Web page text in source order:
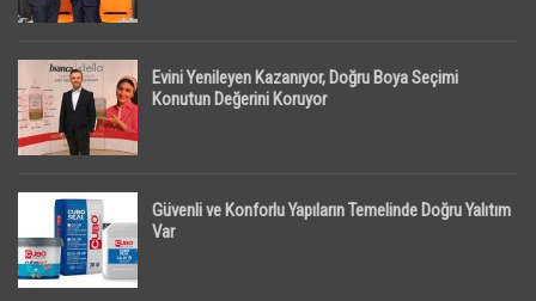
Evini Yenileyen Kazanıyor, Doğru Boya Seçimi
Konutun Değerini Koruyor
Güvenli ve Konforlu Yapıların Temelinde Doğru Yalıtım
Var